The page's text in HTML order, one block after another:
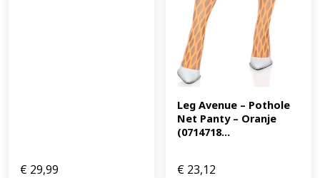
€ 29,99
Leg Avenue – Pothole
Net Panty – Oranje
(0714718...
€ 23,12